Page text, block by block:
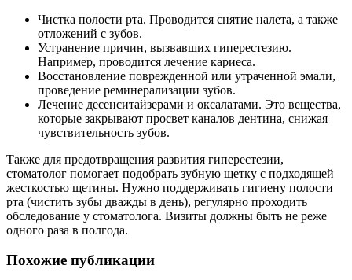
Чистка полости рта. Проводится снятие налета, а также
отложений с зубов.
Устранение причин, вызвавших гиперестезию.
Например, проводится лечение кариеса.
Восстановление поврежденной или утраченной эмали,
проведение реминерализации зубов.
Лечение десенситайзерами и оксалатами. Это вещества,
которые закрывают просвет каналов дентина, снижая
чувствительность зубов.
Также для предотвращения развития гиперестезии,
стоматолог помогает подобрать зубную щетку с подходящей
жесткостью щетины. Нужно поддерживать гигиену полости
рта (чистить зубы дважды в день), регулярно проходить
обследование у стоматолога. Визиты должны быть не реже
одного раза в полгода.
Похожие публикации